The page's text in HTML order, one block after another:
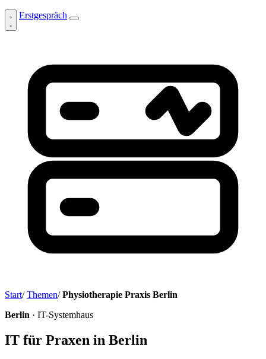
Erstgespräch
Start/ Themen/ Physiotherapie Praxis Berlin
Berlin · IT-Systemhaus
IT für Praxen in Berlin